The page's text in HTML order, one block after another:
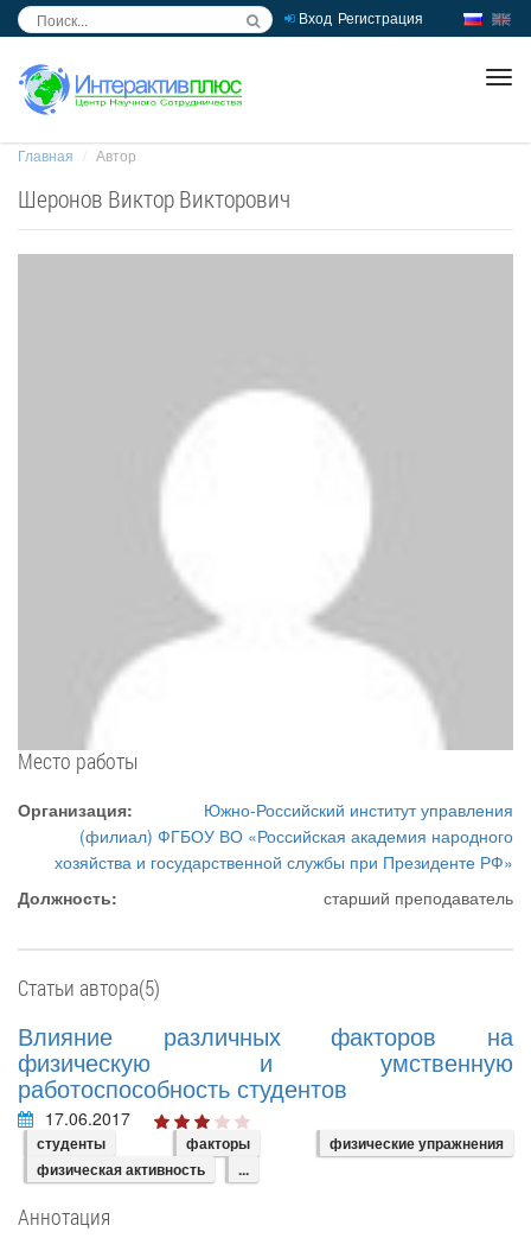
Вход Регистрация
Главная Автор
Шеронов Виктор Викторович
Место работы
Организация:
Южно-Российский институт управления
(филиал) ФГБОУ ВО «Российская академия народного
хозяйства и государственной службы при Президенте РФ»
Должность:
старший преподаватель
Статьи автора(5)
Влияние различных факторов на
физическую и умственную
работоспособность студентов
17.06.2017
студенты факторы
физические упражнения
физическая активность
...
Аннотация